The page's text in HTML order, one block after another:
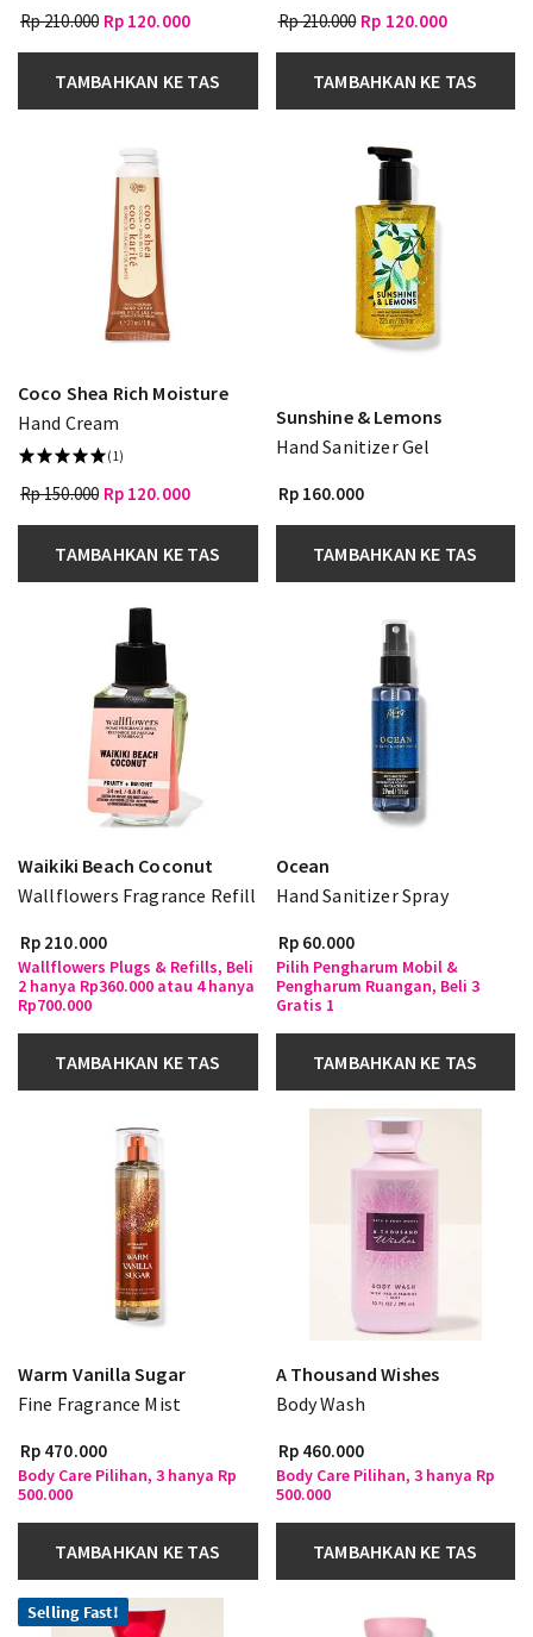
Rp 210.000 Rp 120.000
TAMBAHKAN KE TAS
Rp 210.000 Rp 120.000
TAMBAHKAN KE TAS
Coco Shea Rich Moisture
Hand Cream
(1)
Rp 150.000 Rp 120.000
TAMBAHKAN KE TAS
Sunshine & Lemons
Hand Sanitizer Gel
Rp 160.000
TAMBAHKAN KE TAS
Waikiki Beach Coconut
Wallflowers Fragrance Refill
Rp 210.000
Wallflowers Plugs & Refills, Beli
2 hanya Rp360.000 atau 4 hanya
Rp700.000
TAMBAHKAN KE TAS
Ocean
Hand Sanitizer Spray
Rp 60.000
Pilih Pengharum Mobil &
Pengharum Ruangan, Beli 3
Gratis 1
TAMBAHKAN KE TAS
Warm Vanilla Sugar
Fine Fragrance Mist
Rp 470.000
Body Care Pilihan, 3 hanya Rp
500.000
TAMBAHKAN KE TAS
A Thousand Wishes
Body Wash
Rp 460.000
Body Care Pilihan, 3 hanya Rp
500.000
TAMBAHKAN KE TAS
Selling Fast!